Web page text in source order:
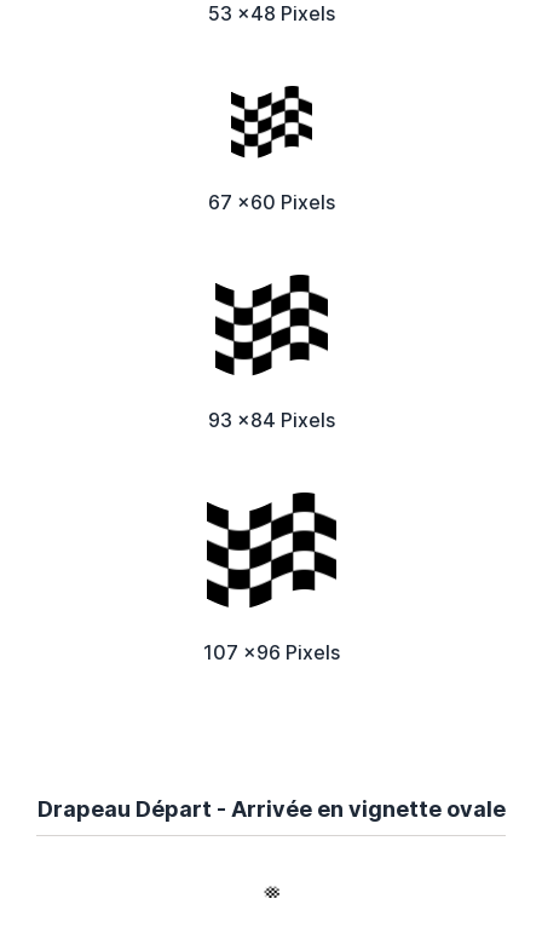
53 x48 Pixels
67 x60 Pixels
93 x84 Pixels
107 x96 Pixels
Drapeau Départ - Arrivée en vignette ovale